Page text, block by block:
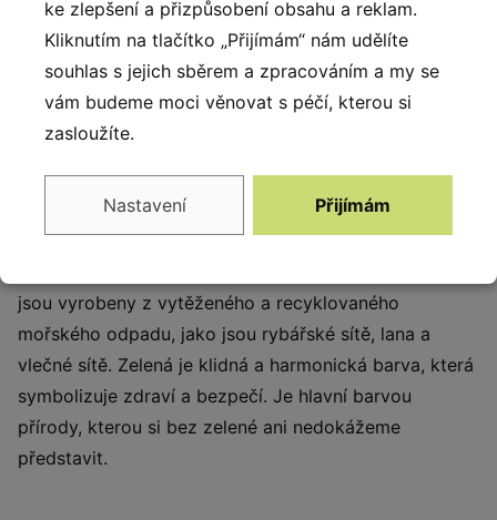
Odolné proti UV záření.
Popis produktu
Řada Recycled linie jak již název napovídá obsahuje
produkty, které jsou bezpečné pro životní prostředí,
protože jsou vyrobeny z recyklovaných materiálů.
Konstrukce je vytvořena z nerezové oceli, která je
jsou vyrobeny z vytěženého a recyklovaného
mořského odpadu, jako jsou rybářské sítě, lana a
vlečné sítě. Zelená je klidná a harmonická barva, která
symbolizuje zdraví a bezpečí. Je hlavní barvou
přírody, kterou si bez zelené ani nedokážeme
představit.
ke zlepšení a přizpůsobení obsahu a reklam.
Kliknutím na tlačítko „Přijímám“ nám udělíte
souhlas s jejich sběrem a zpracováním a my se
vám budeme moci věnovat s péčí, kterou si
zasloužíte.
Nastavení Přijímám